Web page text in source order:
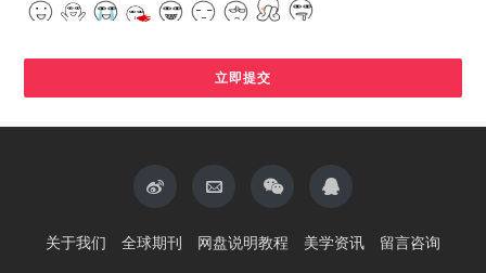
关于我们 全球期刊 网盘说明教程 美学资讯 留言咨询